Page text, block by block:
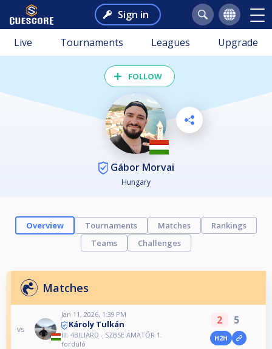
Sign in
Live Tournaments Leagues Upgrade
FOLLOW
Gábor Morvai
Hungary
Overview Tournaments Matches
Rankings
Teams
Challenges
Matches
vs
Jan 11, 2026, 1:39 PM
Károly Tulkán
III. 4BILIARD - SZBSE AMATŐR 1.
forduló
2 5
H2H